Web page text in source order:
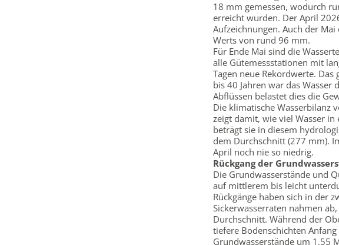
18 mm gemessen, wodurch
erreicht wurden. Der April
Aufzeichnungen. Auch der
Werts von rund 96 mm.
Für Ende Mai sind die
alle Gütemessstationen mit
Tagen neue Rekordwerte.
bis 40 Jahren war das
Abflüssen belastet dies die
Die klimatische Wasserbilanz
zeigt damit, wie viel Wasser
beträgt sie in diesem
dem Durchschnitt (277 mm).
April noch nie so niedrig.
Rückgang der
Die Grundwasserstände und
auf mittlerem bis leicht
Rückgänge haben sich in der
Sickerwasserraten nahmen
Durchschnitt. Während der
tiefere Bodenschichten
Grundwasserstände um 1,55